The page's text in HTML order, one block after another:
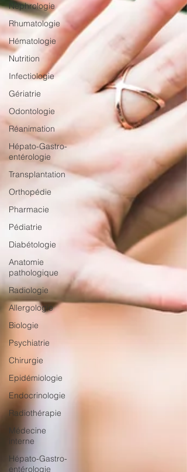
Néphrologie
Rhumatologie
Hématologie
Nutrition
Infectiologie
Gériatrie
Odontologie
Réanimation
Hépato-Gastro-
entérologie
Transplantation
Orthopédie
Pharmacie
Pédiatrie
Diabétologie
Anatomie
pathologique
Radiologie
Allergologie
Biologie
Psychiatrie
Chirurgie
Epidémiologie
Endocrinologie
Radiothérapie
Médecine
interne
Hépato-Gastro-
entérologie